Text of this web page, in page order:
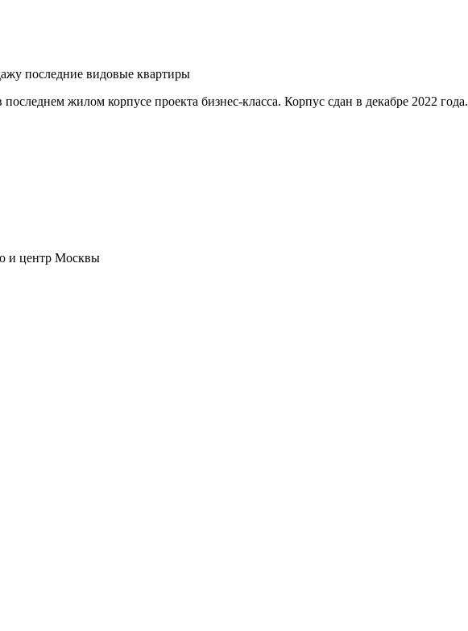
последние видовые квартиры
жилом корпусе проекта бизнес-класса. Корпус сдан в декабре 2022 года.
и центр Москвы